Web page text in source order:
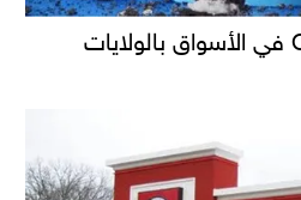
أوريو تُطلق Oreo Bites في الأسواق بالولايات